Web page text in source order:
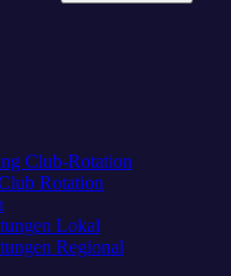
Club-Rotation
Rotation
Lokal
Regional